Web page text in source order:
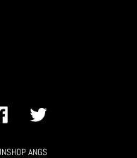
FacebookTwitter
ANGS